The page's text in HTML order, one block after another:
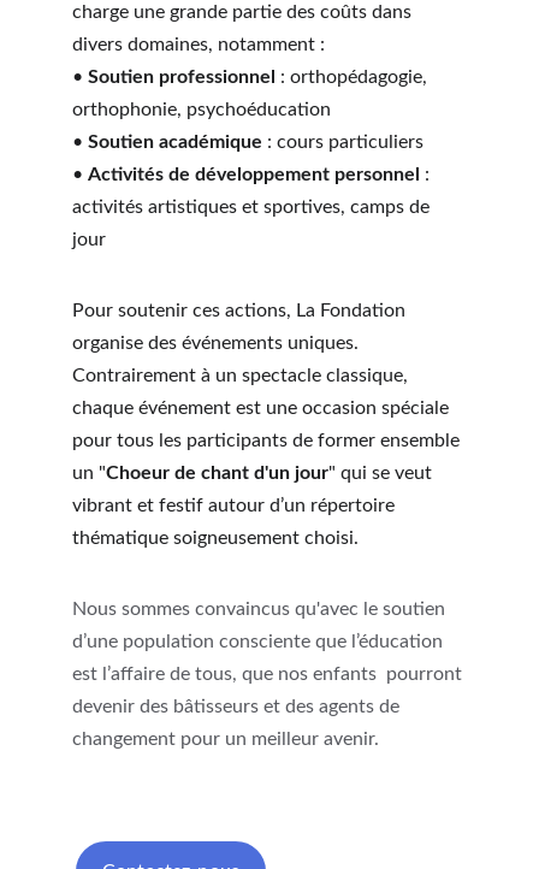
charge une grande partie des coûts dans
divers domaines, notamment :
• Soutien professionnel
: orthopédagogie,
orthophonie, psychoéducation
• Soutien académique : cours particuliers
• Activités de développement personnel
:
activités artistiques et sportives, camps de
jour
Pour soutenir ces actions, La Fondation
organise des événements uniques.
Contrairement à un spectacle classique,
chaque événement est une occasion spéciale
pour tous les participants de former ensemble
un "Choeur de chant d'un jour" qui se veut
vibrant et festif autour d’un répertoire
thématique soigneusement choisi.
Nous sommes convaincus qu'avec le soutien
d’une population consciente que l’éducation
est l’affaire de tous, que nos enfants  pourront
devenir des bâtisseurs et des agents de
changement pour un meilleur avenir.